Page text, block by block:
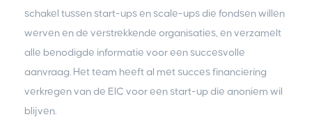
schakel tussen start-ups en scale-ups die fondsen willen
werven en de verstrekkende organisaties, en verzamelt
alle benodigde informatie voor een succesvolle
aanvraag. Het team heeft al met succes financiering
verkregen van de EIC voor een start-up die anoniem wil
blijven.